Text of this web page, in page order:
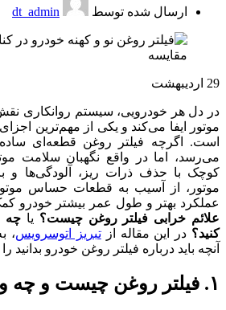
ارسال شده توسط dt_admin
29 اردیبهشت
در دل هر خودرویی، سیستم روانکاری
موتور ایفا می‌کند و یکی از مهم‌ترین
است. اگرچه فیلتر روغن قطعه‌ای ساده
می‌رسد، اما در واقع نگهبان سلامت
کوچک با حذف ذرات ریز، آلودگی‌ها و
موتور، از آسیب به قطعات حساس
عملکرد بهتر و طول عمر بیشتر خودرو
علائم خرابی فیلتر روغن چیست؟ یا چه
کنید؟ در این مقاله ازتبریز اتوسرویس،
آنچه باید درباره فیلتر روغن خودرو
۱. فیلتر روغن چیست و چه وظایفی دارد؟